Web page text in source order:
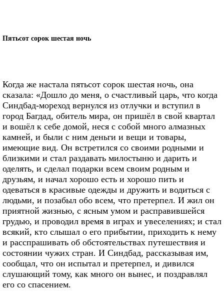
Пятьсот сорок шестая ночь
Когда же настала пятьсот сорок шестая ночь, она
сказала: «Дошло до меня, о счастливый царь, что когда
Синдбад-мореход вернулся из отлучки и вступил в
город Багдад, обитель мира, он пришёл в свой квартал
и вошёл к себе домой, неся с собой много алмазных
камней, и были с ним деньги и вещи и товары,
имеющие вид. Он встретился со своими родными и
близкими и стал раздавать милостыню и дарить и
оделять, и сделал подарки всем своим родным и
друзьям, и начал хорошо есть и хорошо пить и
одеваться в красивые одежды и дружить и водиться с
людьми, и позабыл обо всем, что претерпел. И жил он
приятной жизнью, с ясным умом и расправившейся
грудью, и проводил время в играх и увеселениях; и стал
всякий, кто слышал о его прибытии, приходить к нему
и расспрашивать об обстоятельствах путешествия и
состоянии чужих стран. И Синдбад, рассказывая им,
сообщал, что он испытал и претерпел, и дивился
слушающий тому, как много он вынес, и поздравлял
его со спасением.